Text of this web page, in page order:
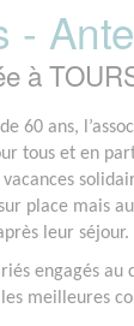
-
à
60 ans,
tous et en
place mais
leur séjour.
engagés
meilleures